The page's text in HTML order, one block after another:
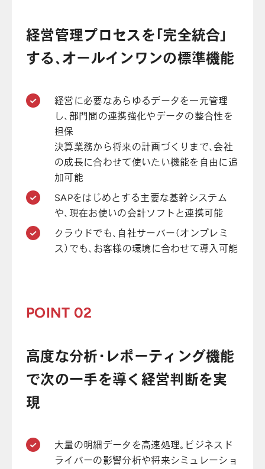
経営管理プロセスを「完全統合」
する、オールインワンの標準機能
経営に必要なあらゆるデータを一元管理
し、部門間の連携強化やデータの整合性を
担保
決算業務から将来の計画づくりまで、会社
の成長に合わせて使いたい機能を自由に追
加可能
SAPをはじめとする主要な基幹システム
や、現在お使いの会計ソフトと連携可能
クラウドでも、自社サーバー（オンプレミ
ス）でも、お客様の環境に合わせて導入可能
POINT 02
高度な分析・レポーティング機能
で次の一手を導く経営判断を実
現
大量の明細データを高速処理。ビジネスド
ライバーの影響分析や将来シミュレーショ